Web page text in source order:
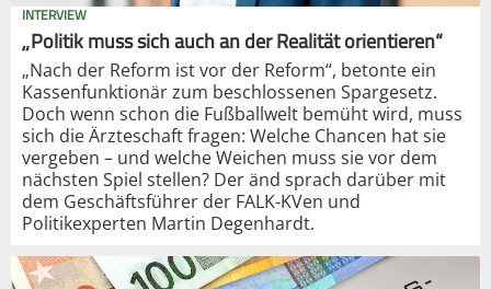
INTERVIEW
„Politik muss sich auch an der Realität orientieren“
„Nach der Reform ist vor der Reform“, betonte ein
Kassenfunktionär zum beschlossenen Spargesetz.
Doch wenn schon die Fußballwelt bemüht wird, muss
sich die Ärzteschaft fragen: Welche Chancen hat sie
vergeben – und welche Weichen muss sie vor dem
nächsten Spiel stellen? Der änd sprach darüber mit
dem Geschäftsführer der FALK-KVen und
Politikexperten Martin Degenhardt.